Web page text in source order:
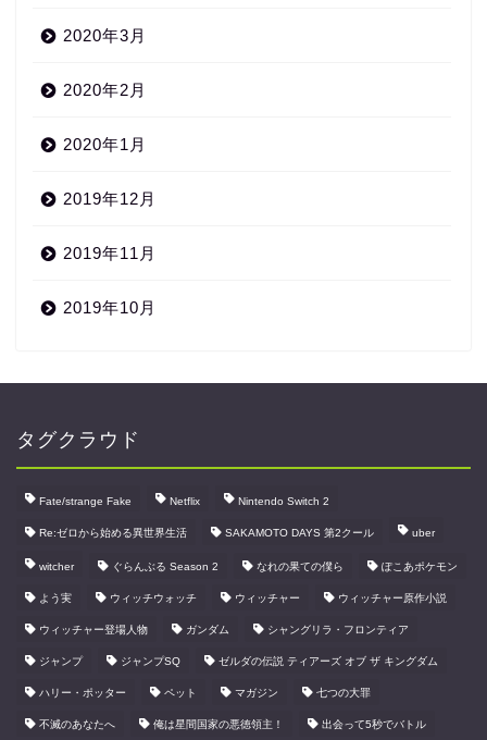
2020年3月
2020年2月
2020年1月
2019年12月
2019年11月
2019年10月
タグクラウド
Fate/strange Fake Netflix Nintendo Switch 2
Re:ゼロから始める異世界生活 SAKAMOTO DAYS 第2クール uber
witcher ぐらんぶる Season 2 なれの果ての僕ら ぽこあポケモン
よう実 ウィッチウォッチ ウィッチャー ウィッチャー原作小説
ウィッチャー登場人物 ガンダム シャングリラ・フロンティア
ジャンプ ジャンプSQ ゼルダの伝説 ティアーズ オブ ザ キングダム
ハリー・ポッター ペット マガジン 七つの大罪
不滅のあなたへ 俺は星間国家の悪徳領主！ 出会って5秒でバトル